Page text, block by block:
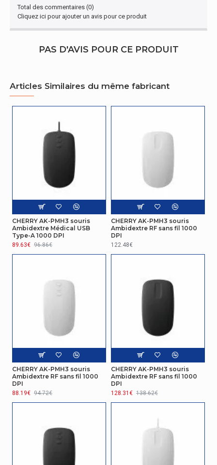
Technologie de détecteur
de mouvement
Défilement des directions verticale
Certificat
Ergonomie
Fer ergonomique
Coloration de surface Monochromatique
Design
Total des commentaires (0)
Cliquez ici pour ajouter un avis pour ce produit
PAS D'AVIS POUR CE PRODUIT
Articles Similaires du même fabricant
CHERRY AK-PMH3 souris
Ambidextre Médical USB
Type-A 1000 DPI
89.63€ 96.86€
CHERRY AK-PMH3 souris
Ambidextre RF sans fil 1000
DPI
122.48€
CHERRY AK-PMH3 souris
Ambidextre RF sans fil 1000
DPI
88.19€ 94.72€
CHERRY AK-PMH3 souris
Ambidextre RF sans fil 1000
DPI
128.31€ 138.62€